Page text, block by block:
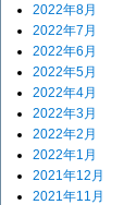
2022年8月
2022年7月
2022年6月
2022年5月
2022年4月
2022年3月
2022年2月
2022年1月
2021年12月
2021年11月